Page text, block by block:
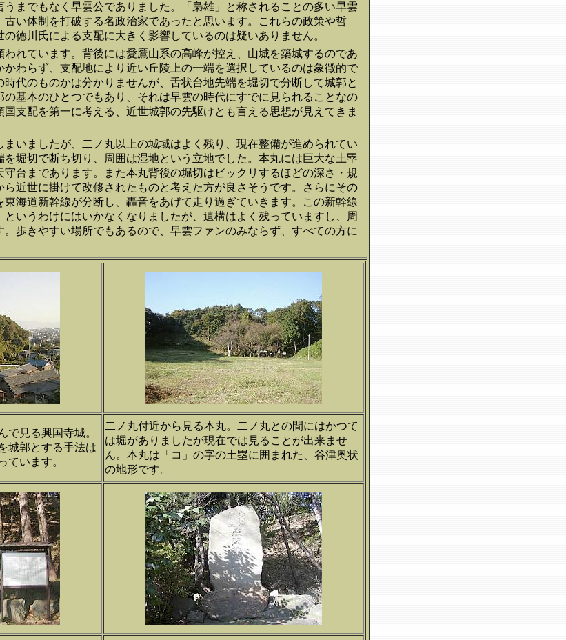
までもなく早雲公でありました。「梟雄」と称されることの多い早雲
い体制を打破する名政治家であったと思います。これらの政策や哲
徳川氏による支配に大きく影響しているのは疑いありません。
われています。背後には愛鷹山系の高峰が控え、山城を築城するのであ
わらず、支配地により近い丘陵上の一端を選択しているのは象徴的で
代のものかは分かりませんが、舌状台地先端を堀切で分断して城郭と
の基本のひとつでもあり、それは早雲の時代にすでに見られることなの
支配を第一に考える、近世城郭の先駆けとも言える思想が見えてきま
まいましたが、二ノ丸以上の城域はよく残り、現在整備が進められてい
を堀切で断ち切り、周囲は湿地という立地でした。本丸には巨大な土塁
台まであります。また本丸背後の堀切はビックリするほどの深さ・規
近世に掛けて改修されたものと考えた方が良さそうです。さらにその
海道新幹線が分断し、轟音をあげて走り過ぎていきます。この新幹線
いうわけにはいかなくなりましたが、遺構はよく残っていますし、周
歩きやすい場所でもあるので、早雲ファンのみならず、すべての方に
で見る興国寺城。
城郭とする手法は
ています。
二ノ丸付近から見る本丸。二ノ丸との間にはかつて
は堀がありましたが現在では見ることが出来ませ
ん。本丸は「コ」の字の土塁に囲まれた、谷津奥状
の地形です。